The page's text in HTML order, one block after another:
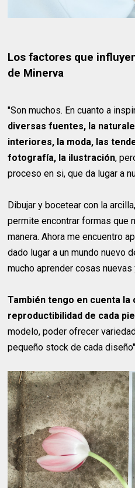
Los factores que
de Minerva
"Son muchos. En cuanto a
diversas fuentes, la
interiores, la moda, las
fotografía, la ilustración,
proceso en si, que da lugar a
Dibujar y bocetear con la
permite encontrar formas que
manera. Ahora me encuentro
dado lugar a un mundo nuevo
mucho aprender cosas
También tengo en cuenta la
reproductibilidad de cada
modelo, poder ofrecer
pequeño stock de cada